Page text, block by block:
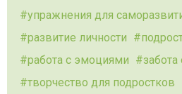
упражнения для
развитие личности
работа с эмоциями
забота
творчество для подростков